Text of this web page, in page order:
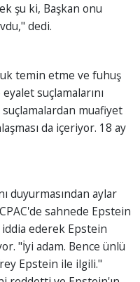
şu ki, Başkan onu
dedi.
temin etme ve fuhuş
suçlamalarını
muafiyet
da içeriyor. 18 ay
duyurmasından aylar
sahnede Epstein
iddia ederek Epstein
"İyi adam. Bence ünlü
Epstein ile ilgili."